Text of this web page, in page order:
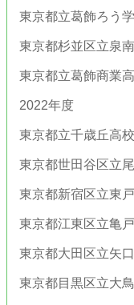
東京都立葛飾ろう
東京都杉並区立泉
東京都立葛飾商業
2022年度
東京都立千歳丘高校
東京都世田谷区立
東京都新宿区立東
東京都江東区立亀
東京都大田区立矢
東京都目黒区立大